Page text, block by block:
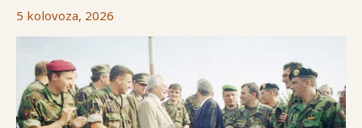
5 kolovoza, 2026